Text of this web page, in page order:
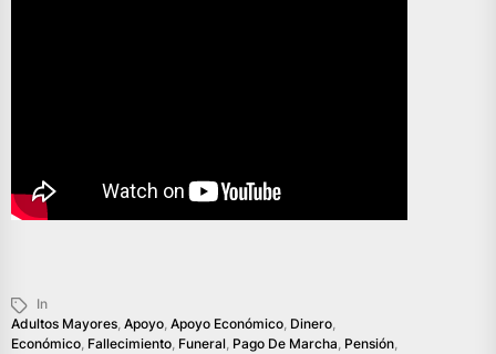
In
Adultos Mayores, Apoyo, Apoyo Económico, Dinero,
Económico, Fallecimiento, Funeral, Pago De Marcha, Pensión,